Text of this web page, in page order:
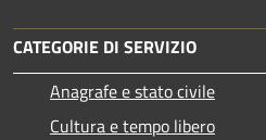
CATEGORIE DI SERVIZIO
Anagrafe e stato civile
Cultura e tempo libero